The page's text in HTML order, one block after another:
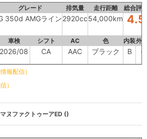
グレード 排気量 走行距離 総合評
350d AMGライン2920cc54,000km 4.5
車検 シフト AC 色 内装外
2026/08 CA AAC ブラック B -
報配信）
）
ヌファクトゥーアED ()